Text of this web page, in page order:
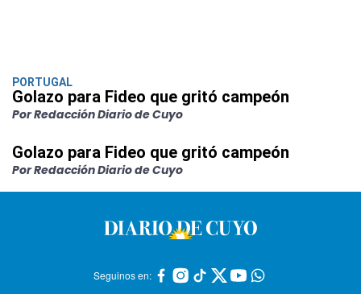
PORTUGAL
Golazo para Fideo que gritó campeón
Por Redacción Diario de Cuyo
Golazo para Fideo que gritó campeón
Por Redacción Diario de Cuyo
Seguinos en: